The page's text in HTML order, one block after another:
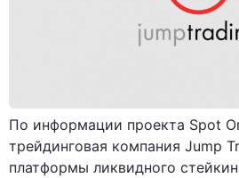
По информации проекта Spot
трейдинговая компания Jump
платформы ликвидного